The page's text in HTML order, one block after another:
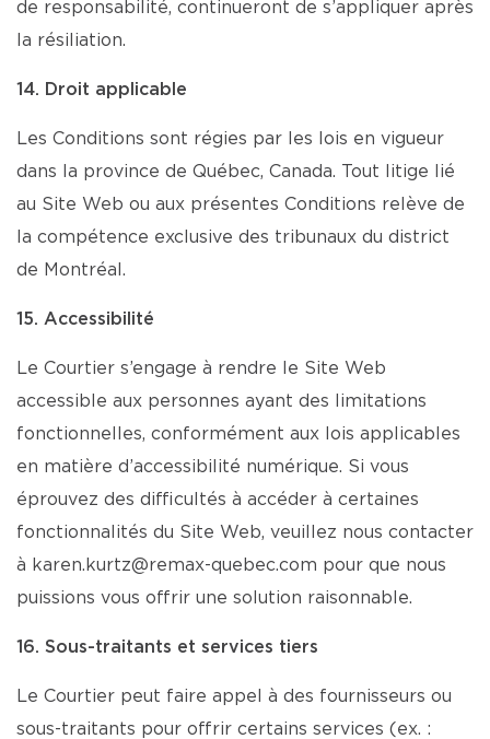
de responsabilité, continueront de s’appliquer après
la résiliation.
14. Droit applicable
Les Conditions sont régies par les lois en vigueur
dans la province de Québec, Canada. Tout litige lié
au Site Web ou aux présentes Conditions relève de
la compétence exclusive des tribunaux du district
de Montréal.
15. Accessibilité
Le Courtier s’engage à rendre le Site Web
accessible aux personnes ayant des limitations
fonctionnelles, conformément aux lois applicables
en matière d’accessibilité numérique. Si vous
éprouvez des difficultés à accéder à certaines
fonctionnalités du Site Web, veuillez nous contacter
à karen.kurtz@remax-quebec.com pour que nous
puissions vous offrir une solution raisonnable.
16. Sous-traitants et services tiers
Le Courtier peut faire appel à des fournisseurs ou
sous-traitants pour offrir certains services (ex. :